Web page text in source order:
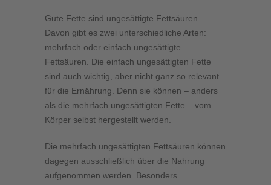
Gute Fette sind ungesättigte Fettsäuren.
Davon gibt es zwei unterschiedliche Arten:
mehrfach oder einfach ungesättigte
Fettsäuren. Die einfach ungesättigten Fette
sind auch wichtig, aber nicht ganz so relevant
für die Ernährung. Denn sie können – anders
als die mehrfach ungesättigten Fette – vom
Körper selbst hergestellt werden.
Die mehrfach ungesättigten Fettsäuren können
dagegen ausschließlich über die Nahrung
aufgenommen werden. Besonders